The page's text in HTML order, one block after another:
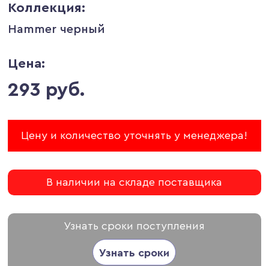
Коллекция:
Hammer черный
Цена:
293 руб.
Цену и количество уточнять у менеджера!
В наличии на складе поставщика
Узнать сроки поступления
Узнать сроки